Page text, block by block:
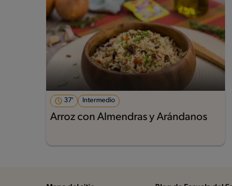
37' Intermedio
Arroz con Almendras y Arándanos